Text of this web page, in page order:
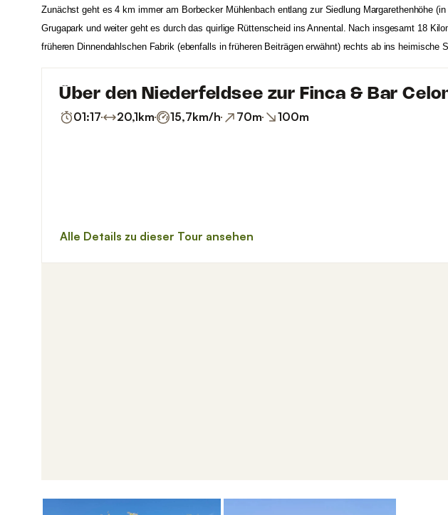
Zunächst geht es 4 km immer am Borbecker Mühlenbach entlang zur Siedlung Margarethenhöhe
Grugapark und weiter geht es durch das quirlige Rüttenscheid ins Annental. Nach insgesamt 18
früheren Dinnendahlschen Fabrik (ebenfalls in früheren Beiträgen erwähnt) rechts ab ins